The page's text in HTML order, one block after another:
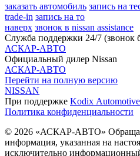
заказать автомобиль запись на
trade-in запись на то
наверх звонок в nissan assistance
Служба поддержки 24/7 (звонок
АСКАР-АВТО
Официальный дилер Nissan
АСКАР-АВТО
Перейти на полную версию
NISSAN
При поддержке Kodix Automotive
Политика конфиденциальности
© 2026 «АСКАР-АВТО»
информация, указанная на
исключительно